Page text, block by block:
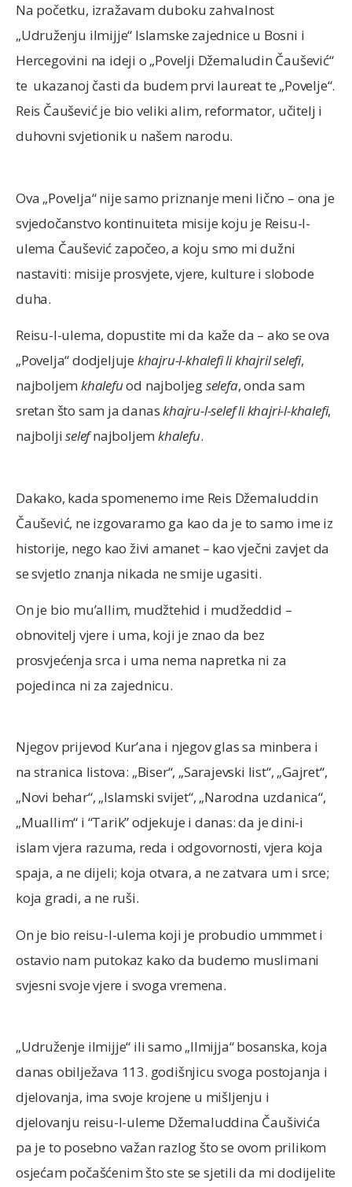
Na početku, izražavam duboku zahvalnost
„Udruženju ilmijje“ Islamske zajednice u Bosni i
Hercegovini na ideji o „Povelji Džemaludin Čaušević“
te ukazanoj časti da budem prvi laureat te „Povelje“.
Reis Čaušević je bio veliki alim, reformator, učitelj i
duhovni svjetionik u našem narodu.
Ova „Povelja“ nije samo priznanje meni lično – ona je
svjedočanstvo kontinuiteta misije koju je Reisu-l-
ulema Čaušević započeo, a koju smo mi dužni
nastaviti: misije prosvjete, vjere, kulture i slobode
duha.
Reisu-l-ulema, dopustite mi da kaže da – ako se ova
„Povelja“ dodjeljuje khajru-l-khalefi li khajril selefi,
najboljem khalefuod najboljegselefa, onda sam
sretan što sam ja danaskhajru-l-selef li khajri-l-khalefi,
najboljiselefnajboljemkhalefu.
Dakako, kada spomenemo ime Reis Džemaluddin
Čaušević, ne izgovaramo ga kao da je to samo ime iz
historije, nego kao živi amanet – kao vječni zavjet da
se svjetlo znanja nikada ne smije ugasiti.
On je bio mu’allim, mudžtehid i mudžeddid –
obnovitelj vjere i uma, koji je znao da bez
prosvjećenja srca i uma nema napretka ni za
pojedinca ni za zajednicu.
Njegov prijevod Kur’ana i njegov glas sa minbera i
na stranica listova: „Biser“, „Sarajevski list“, „Gajret“,
„Novi behar“, „Islamski svijet“, „Narodna uzdanica“,
„Muallim“ i “Tarik” odjekuje i danas: da je dini-i
islam vjera razuma, reda i odgovornosti, vjera koja
spaja, a ne dijeli; koja otvara, a ne zatvara um i srce;
koja gradi, a ne ruši.
On je bio reisu-l-ulema koji je probudio ummmet i
ostavio nam putokaz kako da budemo muslimani
svjesni svoje vjere i svoga vremena.
„Udruženje ilmijje“ ili samo „Ilmijja“ bosanska, koja
danas obilježava 113. godišnjicu svoga postojanja i
djelovanja, ima svoje krojene u mišljenju i
djelovanju reisu-l-uleme Džemaluddina Čaušivića
pa je to posebno važan razlog što se ovom prilikom
osjećam počašćenim što ste se sjetili da mi dodijelite